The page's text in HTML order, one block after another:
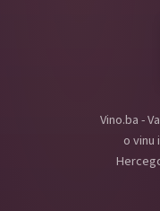
Vino.ba -
o vinu